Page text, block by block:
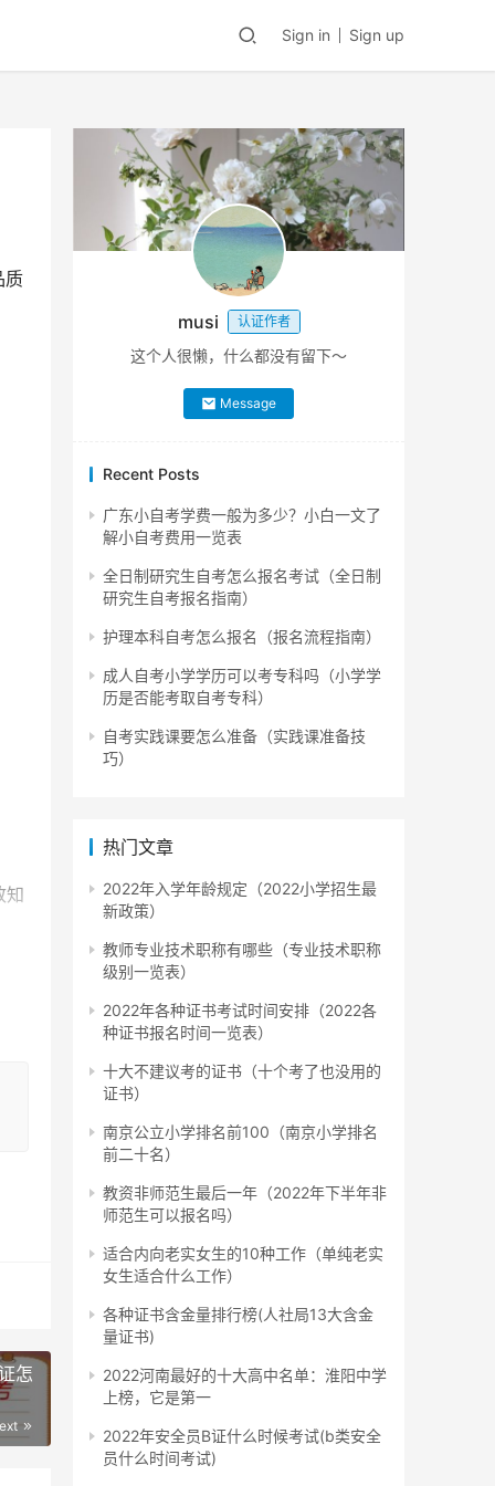
Sign in Sign up
质
知
怎
musi 认证作者
这个人很懒，什么都没有留下～
Message
Recent Posts
广东小自考学费一般为多少？小白一文了
解小自考费用一览表
全日制研究生自考怎么报名考试（全日制
研究生自考报名指南）
护理本科自考怎么报名（报名流程指南）
成人自考小学学历可以考专科吗（小学学
历是否能考取自考专科）
自考实践课要怎么准备（实践课准备技
巧）
热门文章
2022年入学年龄规定（2022小学招生最
新政策）
教师专业技术职称有哪些（专业技术职称
级别一览表）
2022年各种证书考试时间安排（2022各
种证书报名时间一览表）
十大不建议考的证书（十个考了也没用的
证书）
南京公立小学排名前100（南京小学排名
前二十名）
教资非师范生最后一年（2022年下半年非
师范生可以报名吗）
适合内向老实女生的10种工作（单纯老实
女生适合什么工作）
各种证书含金量排行榜(人社局13大含金
量证书)
2022河南最好的十大高中名单：淮阳中学
上榜，它是第一
2022年安全员B证什么时候考试(b类安全
员什么时间考试)